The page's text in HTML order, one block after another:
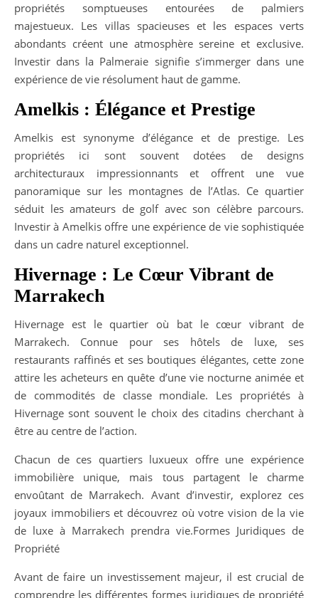
propriétés somptueuses entourées de palmiers
majestueux. Les villas spacieuses et les espaces verts
abondants créent une atmosphère sereine et exclusive.
Investir dans la Palmeraie signifie s’immerger dans une
expérience de vie résolument haut de gamme.
Amelkis : Élégance et Prestige
Amelkis est synonyme d’élégance et de prestige. Les
propriétés ici sont souvent dotées de designs
architecturaux impressionnants et offrent une vue
panoramique sur les montagnes de l’Atlas. Ce quartier
séduit les amateurs de golf avec son célèbre parcours.
Investir à Amelkis offre une expérience de vie sophistiquée
dans un cadre naturel exceptionnel.
Hivernage : Le Cœur Vibrant de
Marrakech
Hivernage est le quartier où bat le cœur vibrant de
Marrakech. Connue pour ses hôtels de luxe, ses
restaurants raffinés et ses boutiques élégantes, cette zone
attire les acheteurs en quête d’une vie nocturne animée et
de commodités de classe mondiale. Les propriétés à
Hivernage sont souvent le choix des citadins cherchant à
être au centre de l’action.
Chacun de ces quartiers luxueux offre une expérience
immobilière unique, mais tous partagent le charme
envoûtant de Marrakech. Avant d’investir, explorez ces
joyaux immobiliers et découvrez où votre vision de la vie
de luxe à Marrakech prendra vie.Formes Juridiques de
Propriété
Avant de faire un investissement majeur, il est crucial de
comprendre les différentes formes juridiques de propriété